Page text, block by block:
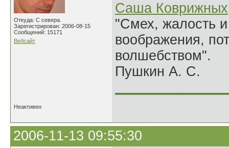
Откуда: С севера.
Зарегистрирован: 2006-08-15
Сообщений: 15171
Вебсайт
Саша Коврижных
"Смех, жалость
воображения,
волшебством".
Пушкин А. С.
Неактивен
2006-11-13 09:55:30